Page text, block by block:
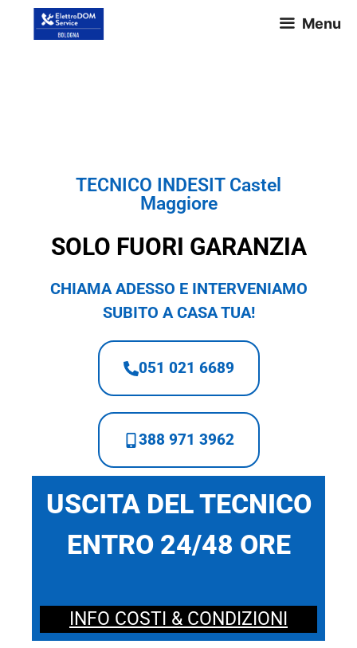
Menu
TECNICO INDESIT Castel
Maggiore
SOLO FUORI GARANZIA
CHIAMA ADESSO E INTERVENIAMO
SUBITO A CASA TUA!
051 021 6689
388 971 3962
USCITA DEL TECNICO
ENTRO 24/48 ORE
INFO COSTI & CONDIZIONI